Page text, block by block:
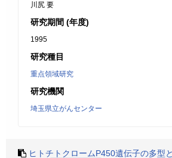
川尻 要
研究期間 (年度)
1995
研究種目
重点領域研究
研究機関
埼玉県立がんセンター
ヒトチトクロームP450遺伝子の多型